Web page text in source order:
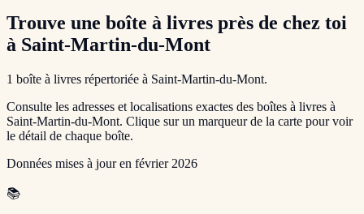
Trouve une boîte à livres près de chez toi
à Saint-Martin-du-Mont
1 boîte à livres répertoriée à Saint-Martin-du-Mont.
Consulte les adresses et localisations exactes des boîtes à livres à
Saint-Martin-du-Mont. Clique sur un marqueur de la carte pour voir
le détail de chaque boîte.
Données mises à jour en février 2026
📚